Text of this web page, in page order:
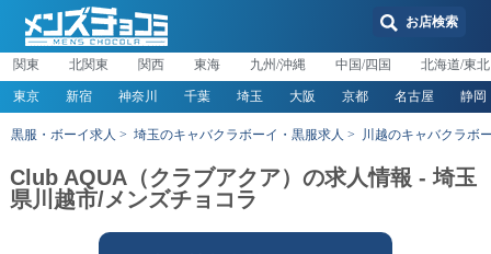
お店検索
関東 北関東 関西 東海 九州/沖縄 中国/四国 北海道/東北
東京 新宿 神奈川 千葉 埼玉 大阪 京都 名古屋 静岡
黒服・ボーイ求人 埼玉のキャバクラボーイ・黒服求人 川越のキャバクラボ
Club AQUA（クラブアクア）の求人情報 - 埼玉
県川越市/メンズチョコラ